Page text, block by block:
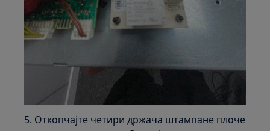
5. Откопчајте четири држача штампане плоче